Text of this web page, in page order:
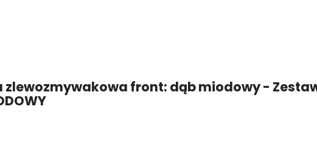
zlewozmywakowa front: dąb miodowy -